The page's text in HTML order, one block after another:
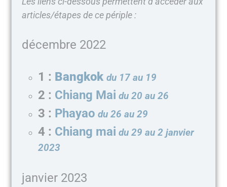
articles/étapes de ce périple :
décembre 2022
1 : Bangkok du 17 au 19
2 : Chiang Mai du 20 au 26
3 : Phayao du 26 au 29
4 : Chiang mai du 29 au 2 janvier
2023
janvier 2023